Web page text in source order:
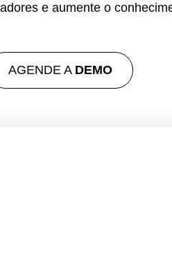
e aumente o
AGENDE A DEMO